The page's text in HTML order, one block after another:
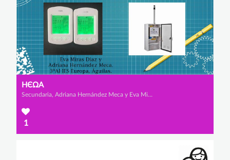
НЄΩΑ
Secundaria, Adriana Hernández Meca y Eva Miras Díaz
1